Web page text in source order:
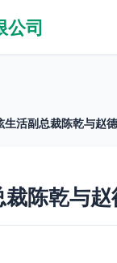
公司
生活副总裁陈乾与赵
陈乾与